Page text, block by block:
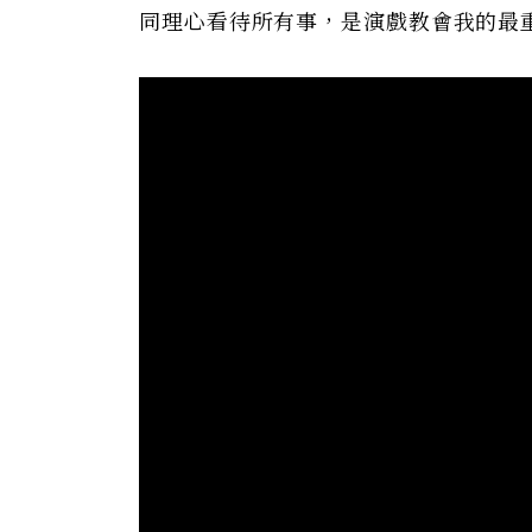
同理心看待所有事，是演戲教會我的最